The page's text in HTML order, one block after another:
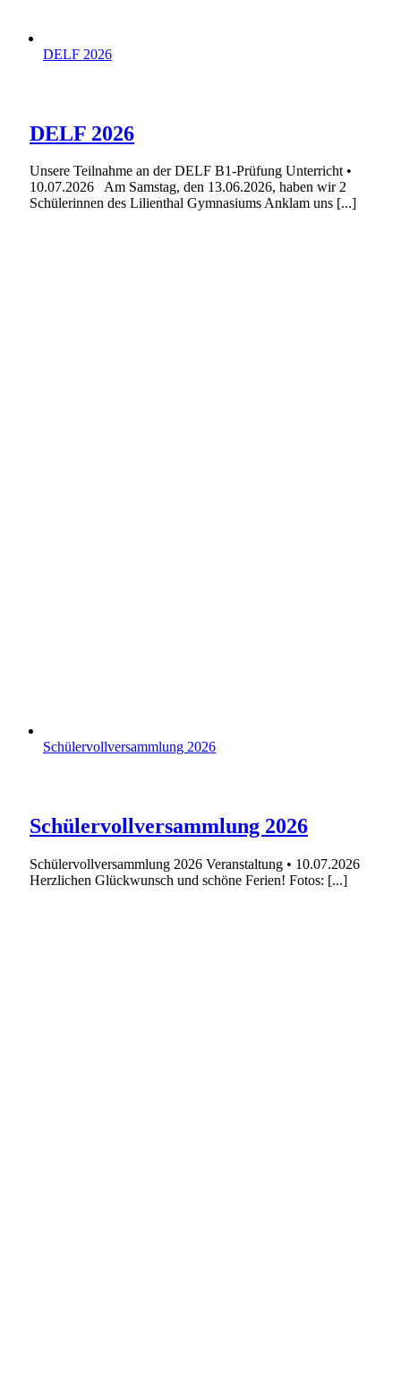
DELF 2026
DELF 2026
Unsere Teilnahme an der DELF B1-Prüfung Unterricht •
10.07.2026 Am Samstag, den 13.06.2026, haben wir 2
Schülerinnen des Lilienthal Gymnasiums Anklam uns [...]
Schülervollversammlung 2026
Schülervollversammlung 2026
Schülervollversammlung 2026 Veranstaltung • 10.07.2026
Herzlichen Glückwunsch und schöne Ferien! Fotos: [...]